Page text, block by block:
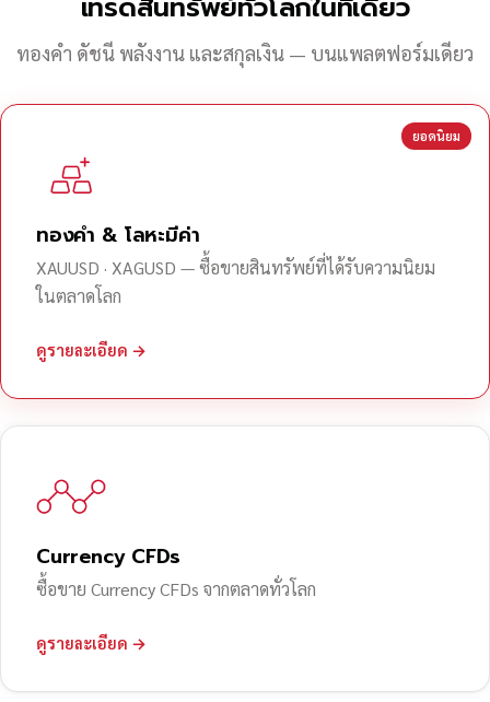
ทองคำ ดัชนี พลังงาน และสกุลเงิน — บนแพลตฟอร์มเดียว
ยอดนิยม
ทองคำ & โลหะมีค่า
XAUUSD · XAGUSD — ซื้อขายสินทรัพย์ที่ได้รับความนิยม
ในตลาดโลก
ดูรายละเอียด →
Currency CFDs
ซื้อขาย Currency CFDs จากตลาดทั่วโลก
ดูรายละเอียด →